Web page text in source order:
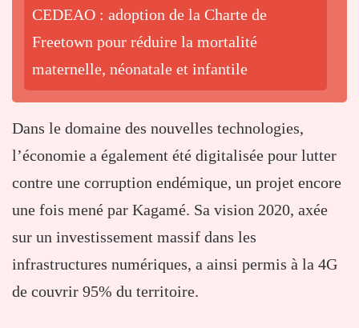
CEDEAO : adoption de la Charte de
Freetown pour réduire la mortalité
maternelle, néonatale et infantile
Dans le domaine des nouvelles technologies,
l’économie a également été digitalisée pour lutter
contre une corruption endémique, un projet encore
une fois mené par Kagamé. Sa vision 2020, axée
sur un investissement massif dans les
infrastructures numériques, a ainsi permis à la 4G
de couvrir 95% du territoire.